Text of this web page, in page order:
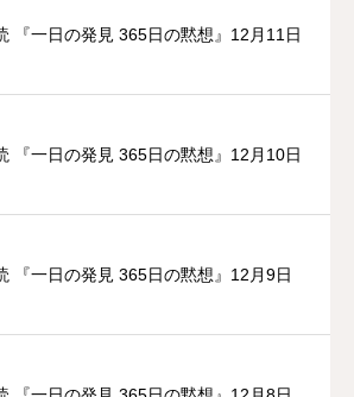
『一日の発見 365日の黙想』12月11日
『一日の発見 365日の黙想』12月10日
『一日の発見 365日の黙想』12月9日